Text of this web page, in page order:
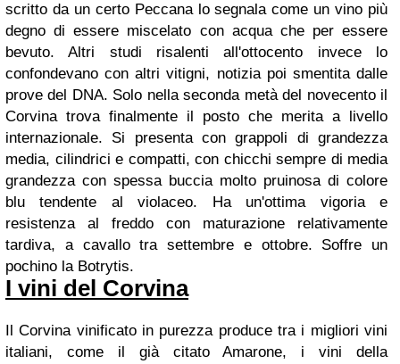
scritto da un certo Peccana lo segnala come un vino più
degno di essere miscelato con acqua che per essere
bevuto. Altri studi risalenti all'ottocento invece lo
confondevano con altri vitigni, notizia poi smentita dalle
prove del DNA. Solo nella seconda metà del novecento il
Corvina trova finalmente il posto che merita a livello
internazionale. Si presenta con grappoli di grandezza
media, cilindrici e compatti, con chicchi sempre di media
grandezza con spessa buccia molto pruinosa di colore
blu tendente al violaceo. Ha un'ottima vigoria e
resistenza al freddo con maturazione relativamente
tardiva, a cavallo tra settembre e ottobre. Soffre un
pochino la Botrytis.
I vini del Corvina
Il Corvina vinificato in purezza produce tra i migliori vini
italiani, come il già citato Amarone, i vini della